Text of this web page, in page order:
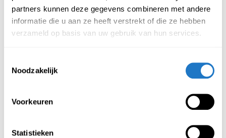
partners kunnen deze gegevens combineren met andere
informatie die u aan ze heeft verstrekt of die ze hebben
verzameld op basis van uw gebruik van hun services.
Noodzakelijk
Voorkeuren
Statistieken
(Incl. btw€204,49) (Incl. btw €301,29)